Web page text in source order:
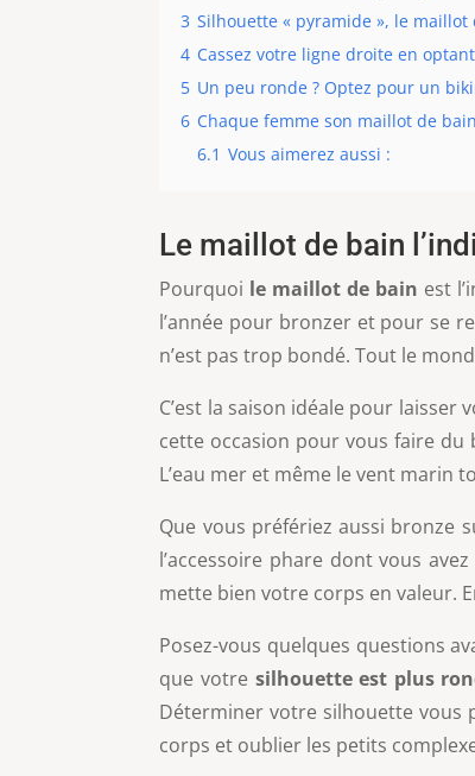
3 Silhouette « pyramide », le
4 Cassez votre ligne droite en
5 Un peu ronde ? Optez pour un
6 Chaque femme son maillot de
6.1 Vous aimerez aussi :
Le maillot de bain
Pourquoi le maillot de bain est
l’année pour bronzer et pour se
n’est pas trop bondé. Tout le
C’est la saison idéale pour
cette occasion pour vous faire du
L’eau mer et même le vent marin
Que vous préfériez aussi bronze
l’accessoire phare dont vous
mette bien votre corps en valeur.
Posez-vous quelques questions
que votre silhouette est plus
Déterminer votre silhouette vous
corps et oublier les petits